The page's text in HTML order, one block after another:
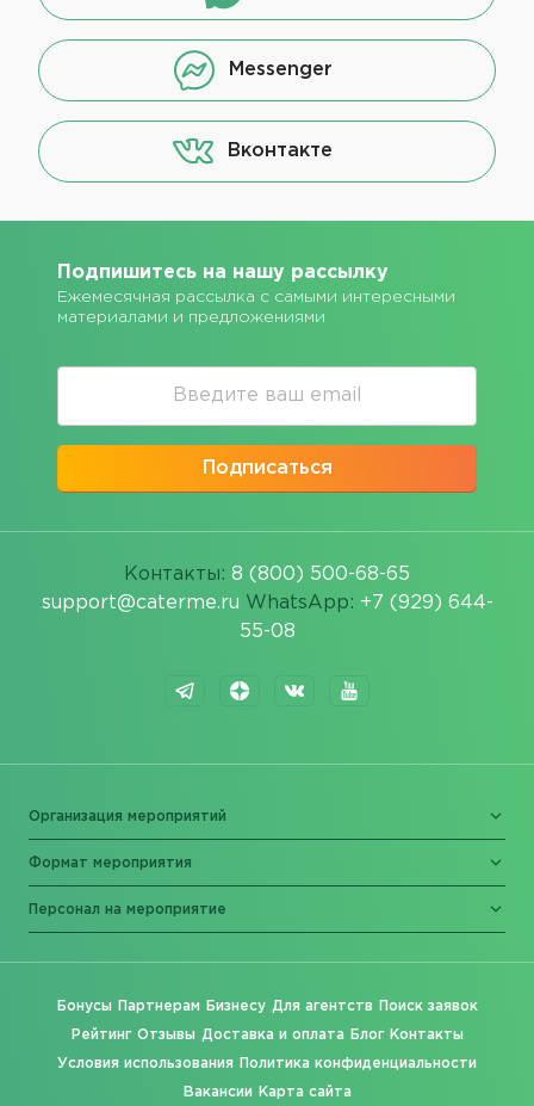
Messenger
Вконтакте
Подпишитесь на нашу рассылку
Ежемесячная рассылка с самыми интересными
материалами и предложениями
Подписаться
Контакты: 8 (800) 500-68-65
support@caterme.ru WhatsApp: +7 (929) 644-
55-08
Организация мероприятий
Формат мероприятия
Персонал на мероприятие
Бонусы Партнерам Бизнесу Для агентств Поиск заявок
Рейтинг Отзывы Доставка и оплата Блог Контакты
Условия использования Политика конфиденциальности
Вакансии Карта сайта